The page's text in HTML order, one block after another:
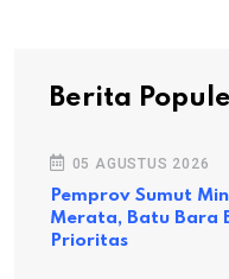
Berita
05 AGUSTUS 2026
Pemprov Sumut
Merata, Batu Bara
Prioritas